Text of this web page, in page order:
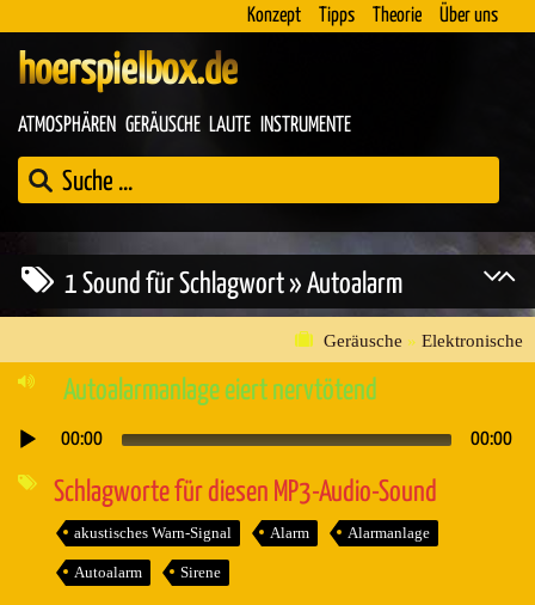
Konzept Tipps Theorie Über uns
hoerspielbox.de
ATMOSPHÄREN GERÄUSCHE LAUTE INSTRUMENTE
1 Sound für Schlagwort » Autoalarm
Geräusche » Elektronische
Autoalarmanlage eiert nervtötend
Audio-
00:00 00:00
Schlagworte für diesen MP3-Audio-Sound
akustisches Warn-Signal Alarm Alarmanlage
Autoalarm Sirene